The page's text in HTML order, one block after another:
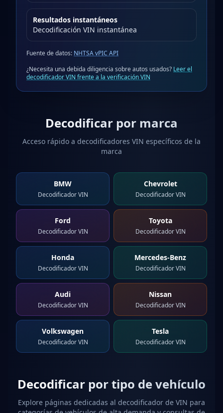
Resultados instantáneos
Decodificación VIN instantánea
Fuente de datos: NHTSA vPIC API
¿Necesita una debida diligencia sobre autos usados? Leer el
decodificador VIN frente a la verificación VIN
Decodificar por marca
Acceso rápido a decodificadores VIN específicos de la
marca
BMW
Decodificador VIN
Chevrolet
Decodificador VIN
Ford
Decodificador VIN
Toyota
Decodificador VIN
Honda
Decodificador VIN
Mercedes-Benz
Decodificador VIN
Audi
Decodificador VIN
Nissan
Decodificador VIN
Volkswagen
Decodificador VIN
Tesla
Decodificador VIN
Decodificar por tipo de vehículo
Explore páginas dedicadas al decodificador de VIN para